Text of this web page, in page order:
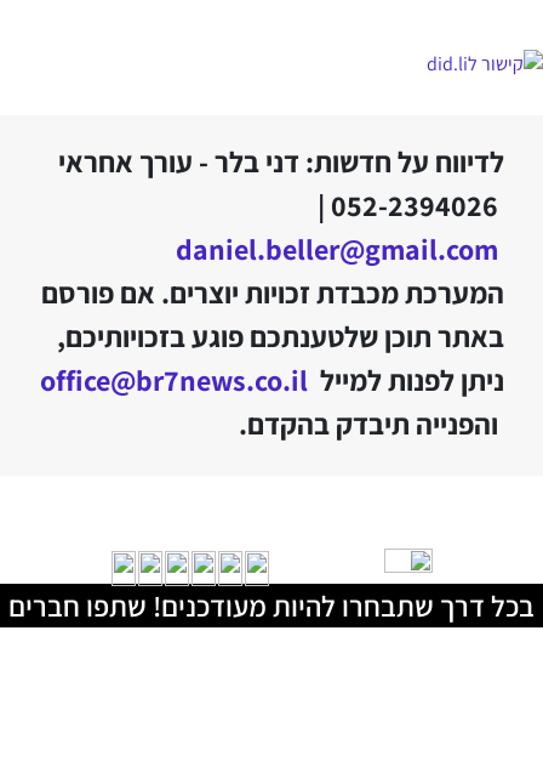
לדיווח על חדשות: דני בלר - עורך אחראי
052-2394026 |
daniel.beller@gmail.com
המערכת מכבדת זכויות יוצרים. אם פורסם
באתר תוכן שלטענתכם פוגע בזכויותיכם,
ניתן לפנות למייל office@br7news.co.il
והפנייה תיבדק בהקדם.
בכל דרך שתבחרו להיות מעודכנים! שתפו חברים